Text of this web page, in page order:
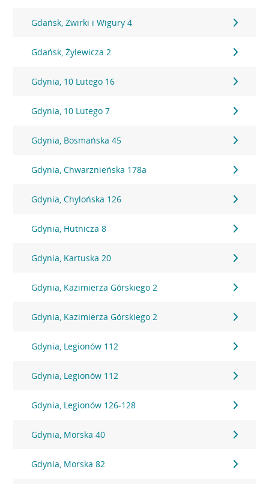
Gdańsk, Żwirki i Wigury 4
Gdańsk, Żylewicza 2
Gdynia, 10 Lutego 16
Gdynia, 10 Lutego 7
Gdynia, Bosmańska 45
Gdynia, Chwarznieńska 178a
Gdynia, Chylońska 126
Gdynia, Hutnicza 8
Gdynia, Kartuska 20
Gdynia, Kazimierza Górskiego 2
Gdynia, Kazimierza Górskiego 2
Gdynia, Legionów 112
Gdynia, Legionów 112
Gdynia, Legionów 126-128
Gdynia, Morska 40
Gdynia, Morska 82